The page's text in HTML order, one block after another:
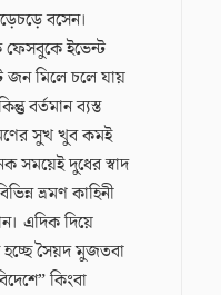
বসেন।
ইভেন্ট
জন মিলে চলে যায়
বর্তমান ব্যস্ত
সুখ খুব কমই
সময়েই দুধের স্বাদ
ভ্রমণ কাহিনী
এদিক দিয়ে
হচ্ছে সৈয়দ মুজতবা
কিংবা